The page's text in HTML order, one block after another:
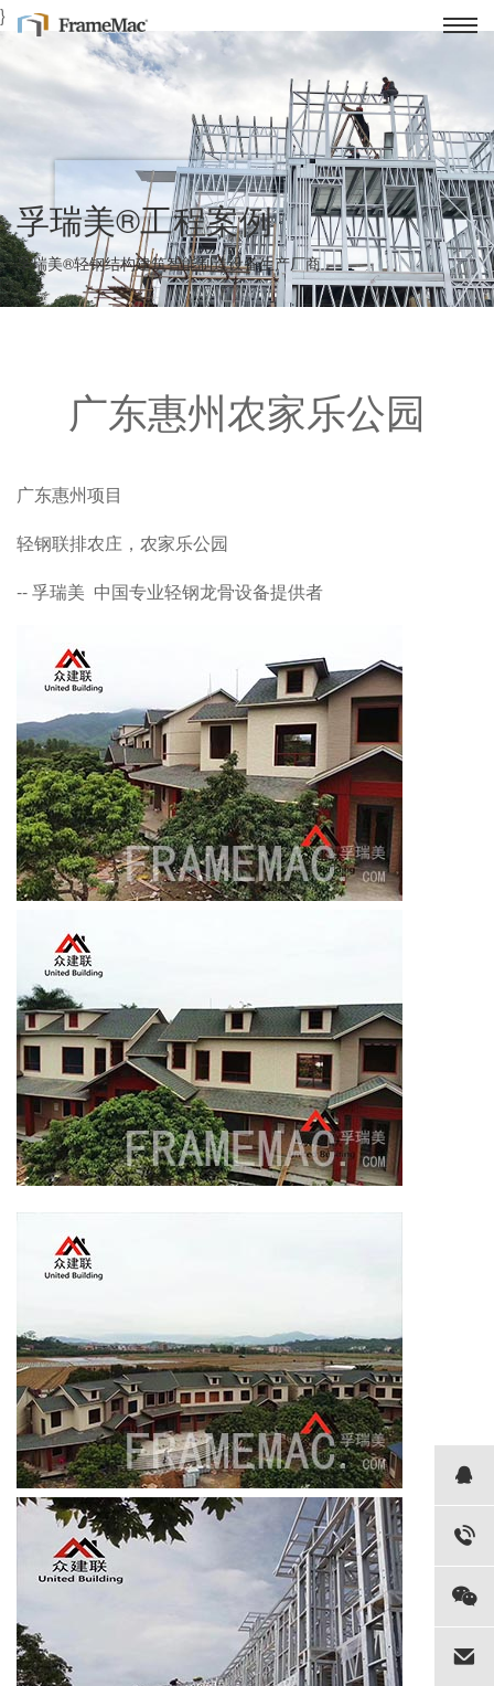
}
孚瑞美®工程案例
孚瑞美®轻钢结构建筑智能制造设备生产厂商
广东惠州农家乐公园
广东惠州项目
轻钢联排农庄，农家乐公园
-- 孚瑞美 中国专业轻钢龙骨设备提供者